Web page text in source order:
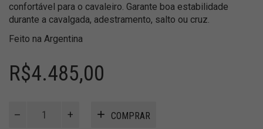
confortável para o cavaleiro. Garante boa estabilidade
durante a cavalgada, adestramento, salto ou cruz.
Feito na Argentina
R$4.485,00
COMPRAR